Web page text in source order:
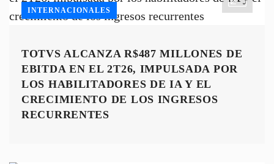
INTERNACIONALES
TOTVS ALCANZA R$487 MILLONES DE
EBITDA EN EL 2T26, IMPULSADA POR
LOS HABILITADORES DE IA Y EL
CRECIMIENTO DE LOS INGRESOS
RECURRENTES